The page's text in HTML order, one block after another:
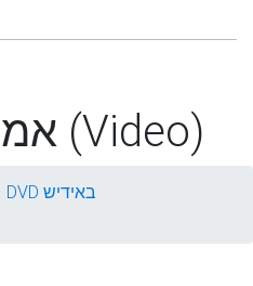
אמסטערדאם (Video)
DVD באידיש